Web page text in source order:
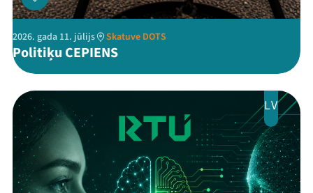
2026. gada 11. jūlijs Skatuve DOTS
Politiķu CEPIENS
LV